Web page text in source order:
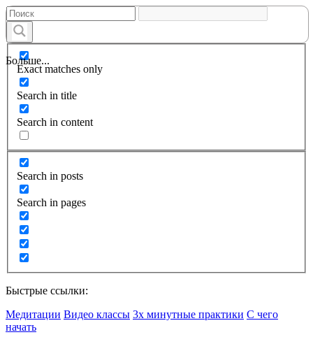
Больше...
Exact matches only
Search in title
Search in content
Search in posts
Search in pages
Быстрые ссылки:
Медитации Видео классы 3х минутные практики С чего
начать